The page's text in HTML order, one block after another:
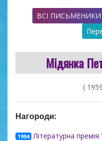
ВСІ ПИСЬМЕНИКИ
Мідянка
(
Нагороди:
1994 Літературна премія